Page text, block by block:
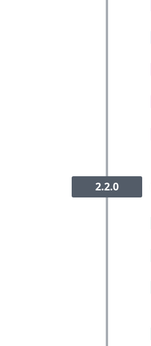
2.2.0